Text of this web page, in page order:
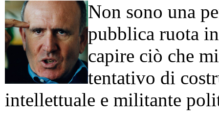
Non sono una
pubblica ruota
capire ciò che
tentativo di
intellettuale e militante